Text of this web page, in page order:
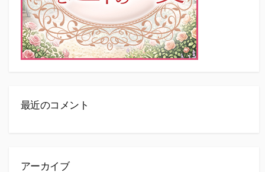
最近のコメント
アーカイブ